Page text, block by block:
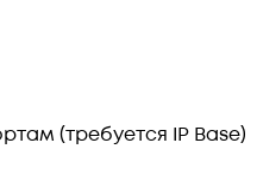
(требуется IP Base)